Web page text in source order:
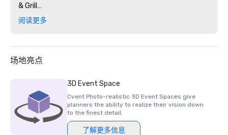
& Grill
OPEN TABLE | 2024 年食客选择奖-Tesoro 和 Ario
美国的酒店”
SOUTHERN LIVING | “佛罗里达州 20 家最佳海滨酒店” 中的
CONDE NAST | “美国最佳岛屿”-
马可岛
CONVENTION SOUTH | 年度读者选择奖 “最佳南方会议场
所”。
AAA | 四钻评级度假村
阅读更多
场地亮点
3D Event Space
Cvent Photo-realistic 3D Event Spaces give
planners the ability to realize their vision down
to the finest detail.
了解更多信息